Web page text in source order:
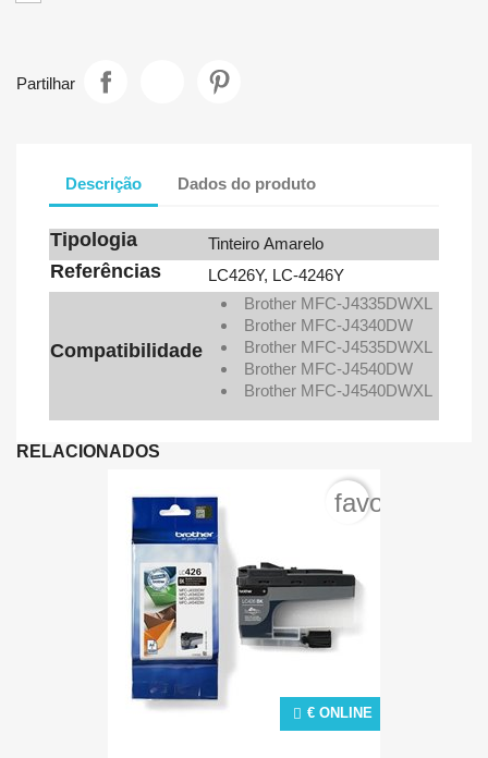
Partilhar
Descrição Dados do produto
Tipologia Tinteiro Amarelo
Referências LC426Y, LC-4246Y
Compatibilidade
Brother MFC-J4335DWXL
Brother MFC-J4340DW
Brother MFC-J4535DWXL
Brother MFC-J4540DW
Brother MFC-J4540DWXL
RELACIONADOS
€ ONLINE